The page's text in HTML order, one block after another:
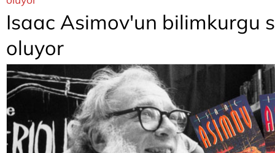
Isaac Asimov'un bilimkurgu
oluyor